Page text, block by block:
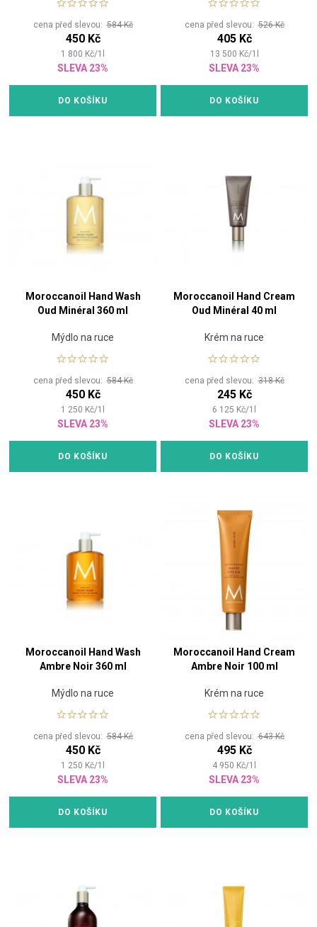
cena před slevou:584 Kč
450 Kč
1 800 Kč/1
SLEVA 23%
DO KOŠÍKU
cena před slevou:526 Kč
405 Kč
13 500 Kč/1
SLEVA 23%
DO KOŠÍKU
Moroccanoil Hand Wash
Oud Minéral 360 ml
Mýdlo na ruce
cena před slevou:584 Kč
450 Kč
1 250 Kč/1
SLEVA 23%
DO KOŠÍKU
Moroccanoil Hand Cream
Oud Minéral 40 ml
Krém na ruce
cena před slevou:318 Kč
245 Kč
6 125 Kč/1
SLEVA 23%
DO KOŠÍKU
Moroccanoil Hand Wash
Ambre Noir 360 ml
Mýdlo na ruce
cena před slevou:584 Kč
450 Kč
1 250 Kč/1
SLEVA 23%
DO KOŠÍKU
Moroccanoil Hand Cream
Ambre Noir 100 ml
Krém na ruce
cena před slevou:643 Kč
495 Kč
4 950 Kč/1
SLEVA 23%
DO KOŠÍKU